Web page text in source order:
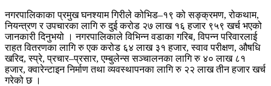
नगरपालिकाका प्रमुख घनश्याम गिरीले कोभिड–१९ को सङ्क्रमण, रोकथाम,
नियन्त्रण र उपचारका लागि रु दुई करोड २७ लाख १६ हजार ९५९ खर्च भएको
जानकारी दिनुभयो । नगरपालिकाले विभिन्न वडाका गरिब, विपन्न परिवारलाई
राहत वितरणका लागि रु एक करोड ६४ लाख ३१ हजार, स्वाव परीक्षण, औषधि
खरिद, स्प्रे, प्रचार–प्रसार, एम्बुलेन्स सञ्चालनका लागि रु ४० लाख ८१
हजार, क्वारेन्टाइन निर्माण तथा व्यवस्थापनका लागि रु २२ लाख तीन हजार खर्च
गरेको छ ।